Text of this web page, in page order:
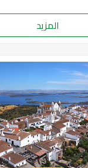
المزيد